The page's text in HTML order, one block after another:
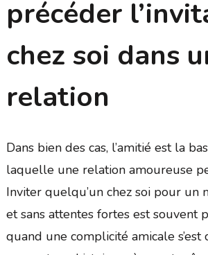
précéder
chez soi dans
relation
Dans bien des cas, l’amitié est la
laquelle une relation amoureuse
Inviter quelqu’un chez soi pour un
et sans attentes fortes est souvent
quand une complicité amicale s’est